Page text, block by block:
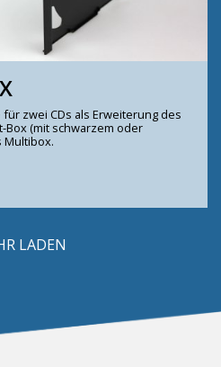
für zwei CDs als Erweiterung des
Box (mit schwarzem oder
Multibox.
LADEN